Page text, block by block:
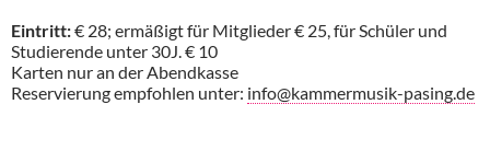
Eintritt:€ 28; ermäßigt für Mitglieder € 25, für Schüler und
Studierende unter 30J. € 10
Karten nur an der Abendkasse
Reservierung empfohlen unter: info@kammermusik-pasing.de